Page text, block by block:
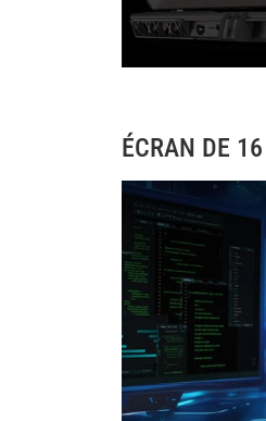
ÉCRAN DE